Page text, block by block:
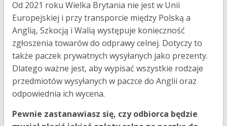
Od 2021 roku Wielka Brytania nie jest w Unii
Europejskiej i przy transporcie między Polską a
Anglią, Szkocją i Walią występuje konieczność
zgłoszenia towarów do odprawy celnej. Dotyczy to
także paczek prywatnych wysyłanych jako prezenty.
Dlatego ważne jest, aby wypisać wszystkie rodzaje
przedmiotów wysyłanych w paczce do Anglii oraz
odpowiednia ich wycena.
Pewnie zastanawiasz się, czy odbiorca będzie